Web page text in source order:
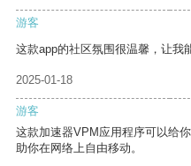
游客
这款app的社区氛围很温馨，让我
2025-01-18
游客
这款加速器VPM应用程序可以给
助你在网络上自由移动。